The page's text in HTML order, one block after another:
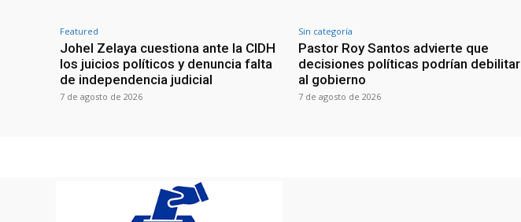
Featured
Johel Zelaya cuestiona ante la CIDH
los juicios políticos y denuncia falta
de independencia judicial
7 de agosto de 2026
Sin categoría
Pastor Roy Santos advierte que
decisiones políticas podrían debilitar
al gobierno
7 de agosto de 2026